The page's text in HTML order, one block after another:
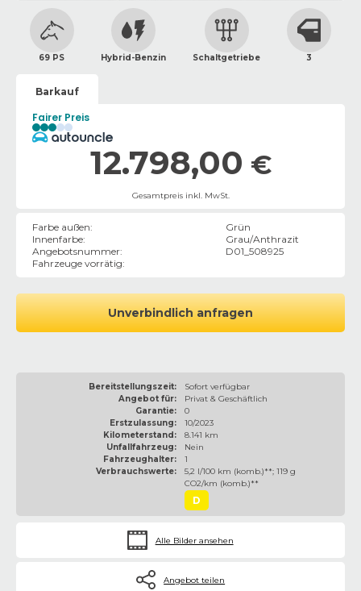
69 PS Hybrid-Benzin Schaltgetriebe 3
Barkauf
Fairer Preis
12.798,00 €
Gesamtpreis inkl. MwSt.
Farbe außen:
Grün
Innenfarbe:
Grau/Anthrazit
Angebotsnummer:
D01_508925
Fahrzeuge vorrätig:
Unverbindlich anfragen
Bereitstellungszeit:
Sofort verfügbar
Angebot für:
Privat & Geschäftlich
Garantie:
0
Erstzulassung:
10/2023
Kilometerstand:
8.141 km
Unfallfahrzeug:
Nein
Fahrzeughalter:
1
Verbrauchswerte:
5,2 l/100 km (komb.)**; 119 g
CO2/km (komb.)**
D
Alle Bilder ansehen
Angebot teilen